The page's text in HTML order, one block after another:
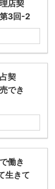
店契
3回-2
契
でき
働き
生きて